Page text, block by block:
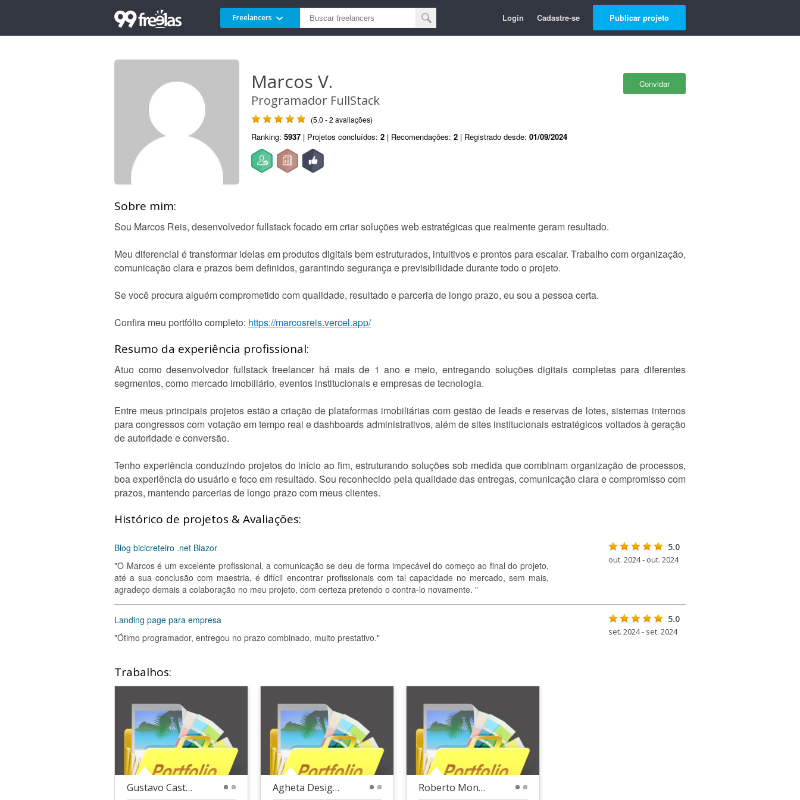
Freelancers Login Cadastre-se Publicar projeto
Convidar
Marcos V.
Programador FullStack
(5.0 - 2 avaliações)
Ranking: 5937 | Projetos concluídos: 2 | Recomendações: 2 | Registrado desde: 01/09/2024
Sobre mim:
Sou Marcos Reis, desenvolvedor fullstack focado em criar soluções web estratégicas que realmente geram resultado.
Meu diferencial é transformar ideias em produtos digitais bem estruturados, intuitivos e prontos para escalar. Trabalho com organização,
comunicação clara e prazos bem definidos, garantindo segurança e previsibilidade durante todo o projeto.
Se você procura alguém comprometido com qualidade, resultado e parceria de longo prazo, eu sou a pessoa certa.
Confira meu portfólio completo: https://marcosreis.vercel.app/
Resumo da experiência profissional:
Atuo como desenvolvedor fullstack freelancer há mais de 1 ano e meio, entregando soluções digitais completas para diferentes
segmentos, como mercado imobiliário, eventos institucionais e empresas de tecnologia.
Entre meus principais projetos estão a criação de plataformas imobiliárias com gestão de leads e reservas de lotes, sistemas internos
para congressos com votação em tempo real e dashboards administrativos, além de sites institucionais estratégicos voltados à geração
de autoridade e conversão.
Tenho experiência conduzindo projetos do início ao fim, estruturando soluções sob medida que combinam organização de processos,
boa experiência do usuário e foco em resultado. Sou reconhecido pela qualidade das entregas, comunicação clara e compromisso com
prazos, mantendo parcerias de longo prazo com meus clientes.
Histórico de projetos & Avaliações:
Blog bicicreteiro .net Blazor
"O Marcos é um excelente profissional, a comunicação se deu de forma impecável do começo ao final do projeto,
até a sua conclusão com maestria, é difícil encontrar profissionais com tal capacidade no mercado, sem mais,
agradeço demais a colaboração no meu projeto, com certeza pretendo o contra-lo novamente. "
5.0
out. 2024 - out. 2024
Landing page para empresa
"Ótimo programador, entregou no prazo combinado, muito prestativo."
5.0
set. 2024 - set. 2024
Trabalhos:
Gustavo Castroide Landing page Agheta Designer Lading Page Roberto Monteiro Advocacia - Landing Page